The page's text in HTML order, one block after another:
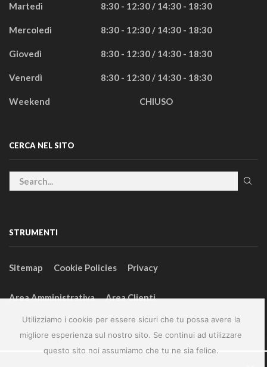
Utilizziamo i cookie per essere sicuri che tu possa avere la
migliore esperienza sul nostro sito. Se continui ad utilizzare
questo sito noi assumiamo che tu ne sia felice.
Martedì 8:30 - 12:30 / 14:30 - 18:30
Mercoledì 8:30 - 12:30 / 14:30 - 18:30
Giovedì 8:30 - 12:30 / 14:30 - 18:30
Venerdì 8:30 - 12:30 / 14:30 - 18:30
Weekend CHIUSO
CERCA NEL SITO
STRUMENTI
Sitemap Cookie Policies Privacy
Area Amministrativa Area Clienti